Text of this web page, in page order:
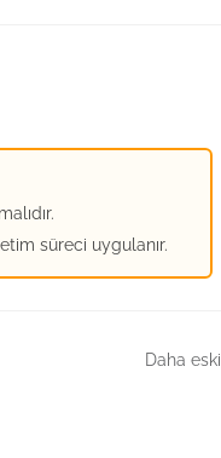
süreci uygulanır.
Daha eski